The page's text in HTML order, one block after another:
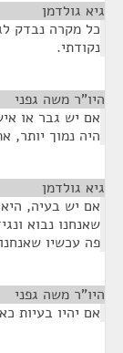
גיא גולדמן
כל מקרה נבדק
נקודתי.
היו"ר משה גפני
אם יש גבר או
היה נמוך יותר,
גיא גולדמן
אם יש בעיה,
שאנחנו נבוא
פה עכשיו
היו"ר משה גפני
אם יהיו בעיות